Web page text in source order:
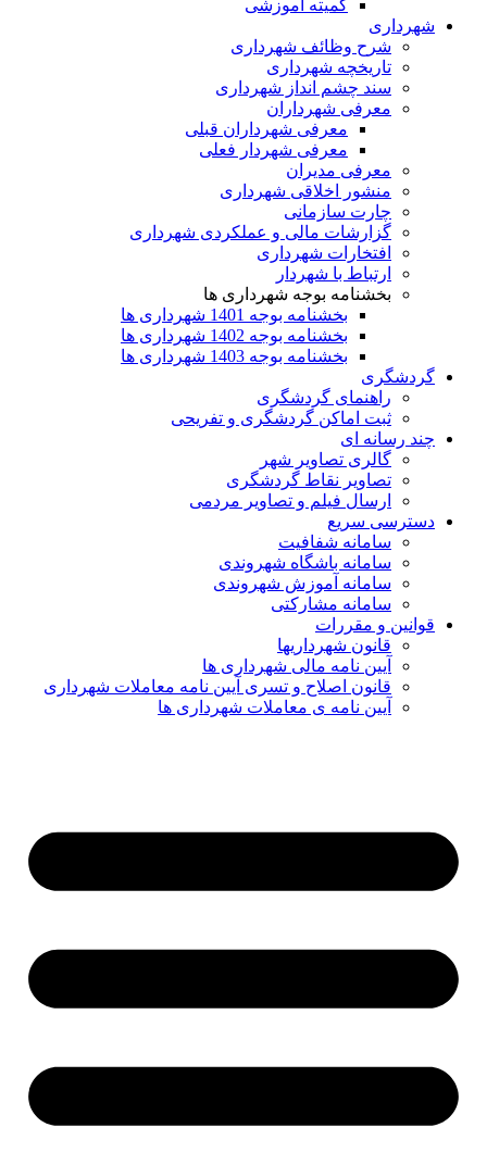
کمیته آموزشی
شهرداری
شرح وظائف شهرداری
تاریخچه شهرداری
سند چشم انداز شهرداری
معرفی شهرداران
معرفی شهرداران قبلی
معرفی شهردار فعلی
معرفی مدیران
منشور اخلاقی شهرداری
چارت سازمانی
گزارشات مالی و عملکردی شهرداری
افتخارات شهرداری
ارتباط با شهردار
بخشنامه بوجه شهرداری ها
بخشنامه بوجه 1401 شهرداری ها
بخشنامه بوجه 1402 شهرداری ها
بخشنامه بوجه 1403 شهرداری ها
گردشگری
راهنمای گردشگری
ثبت اماکن گردشگری و تفریحی
چند رسانه ای
گالری تصاویر شهر
تصاویر نقاط گردشگری
ارسال فیلم و تصاویر مردمی
دسترسی سریع
سامانه شفافیت
سامانه باشگاه شهروندی
سامانه آموزش شهروندی
سامانه مشارکتی
قوانین و مقررات
قانون شهرداریها
آیین نامه مالی شهرداری ها
قانون اصلاح و تسری آیین نامه معاملات شهرداری
آیین نامه ی معاملات شهرداری ها